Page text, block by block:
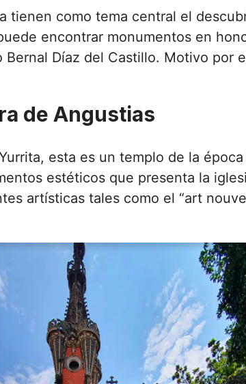
tienen como tema central el
encontrar monumentos en
Díaz del Castillo. Motivo por
de Angustias
esta es un templo de la
estéticos que presenta la
artísticas tales como el “art